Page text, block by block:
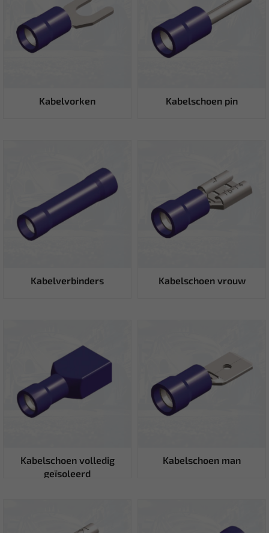
Kabelvorken Kabelschoen pin
Kabelverbinders Kabelschoen vrouw
Kabelschoen volledig
geïsoleerd
Kabelschoen man